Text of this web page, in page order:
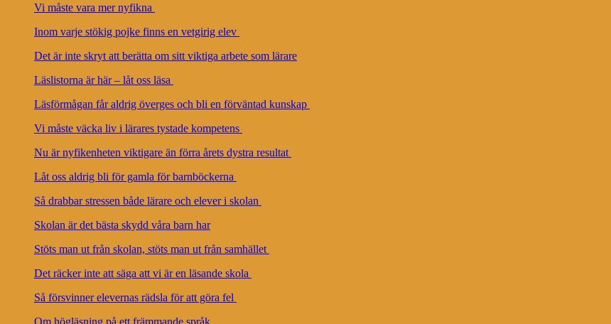
Vi måste vara mer nyfikna
Inom varje stökig pojke finns en vetgirig elev
Det är inte skryt att berätta om sitt viktiga arbete som lärare
Läslistorna är här – låt oss läsa
Läsförmågan får aldrig överges och bli en förväntad kunskap
Vi måste väcka liv i lärares tystade kompetens
Nu är nyfikenheten viktigare än förra årets dystra resultat
Låt oss aldrig bli för gamla för barnböckerna
Så drabbar stressen både lärare och elever i skolan
Skolan är det bästa skydd våra barn har
Stöts man ut från skolan, stöts man ut från samhället
Det räcker inte att säga att vi är en läsande skola
Så försvinner elevernas rädsla för att göra fel
Om högläsning på ett främmande språk